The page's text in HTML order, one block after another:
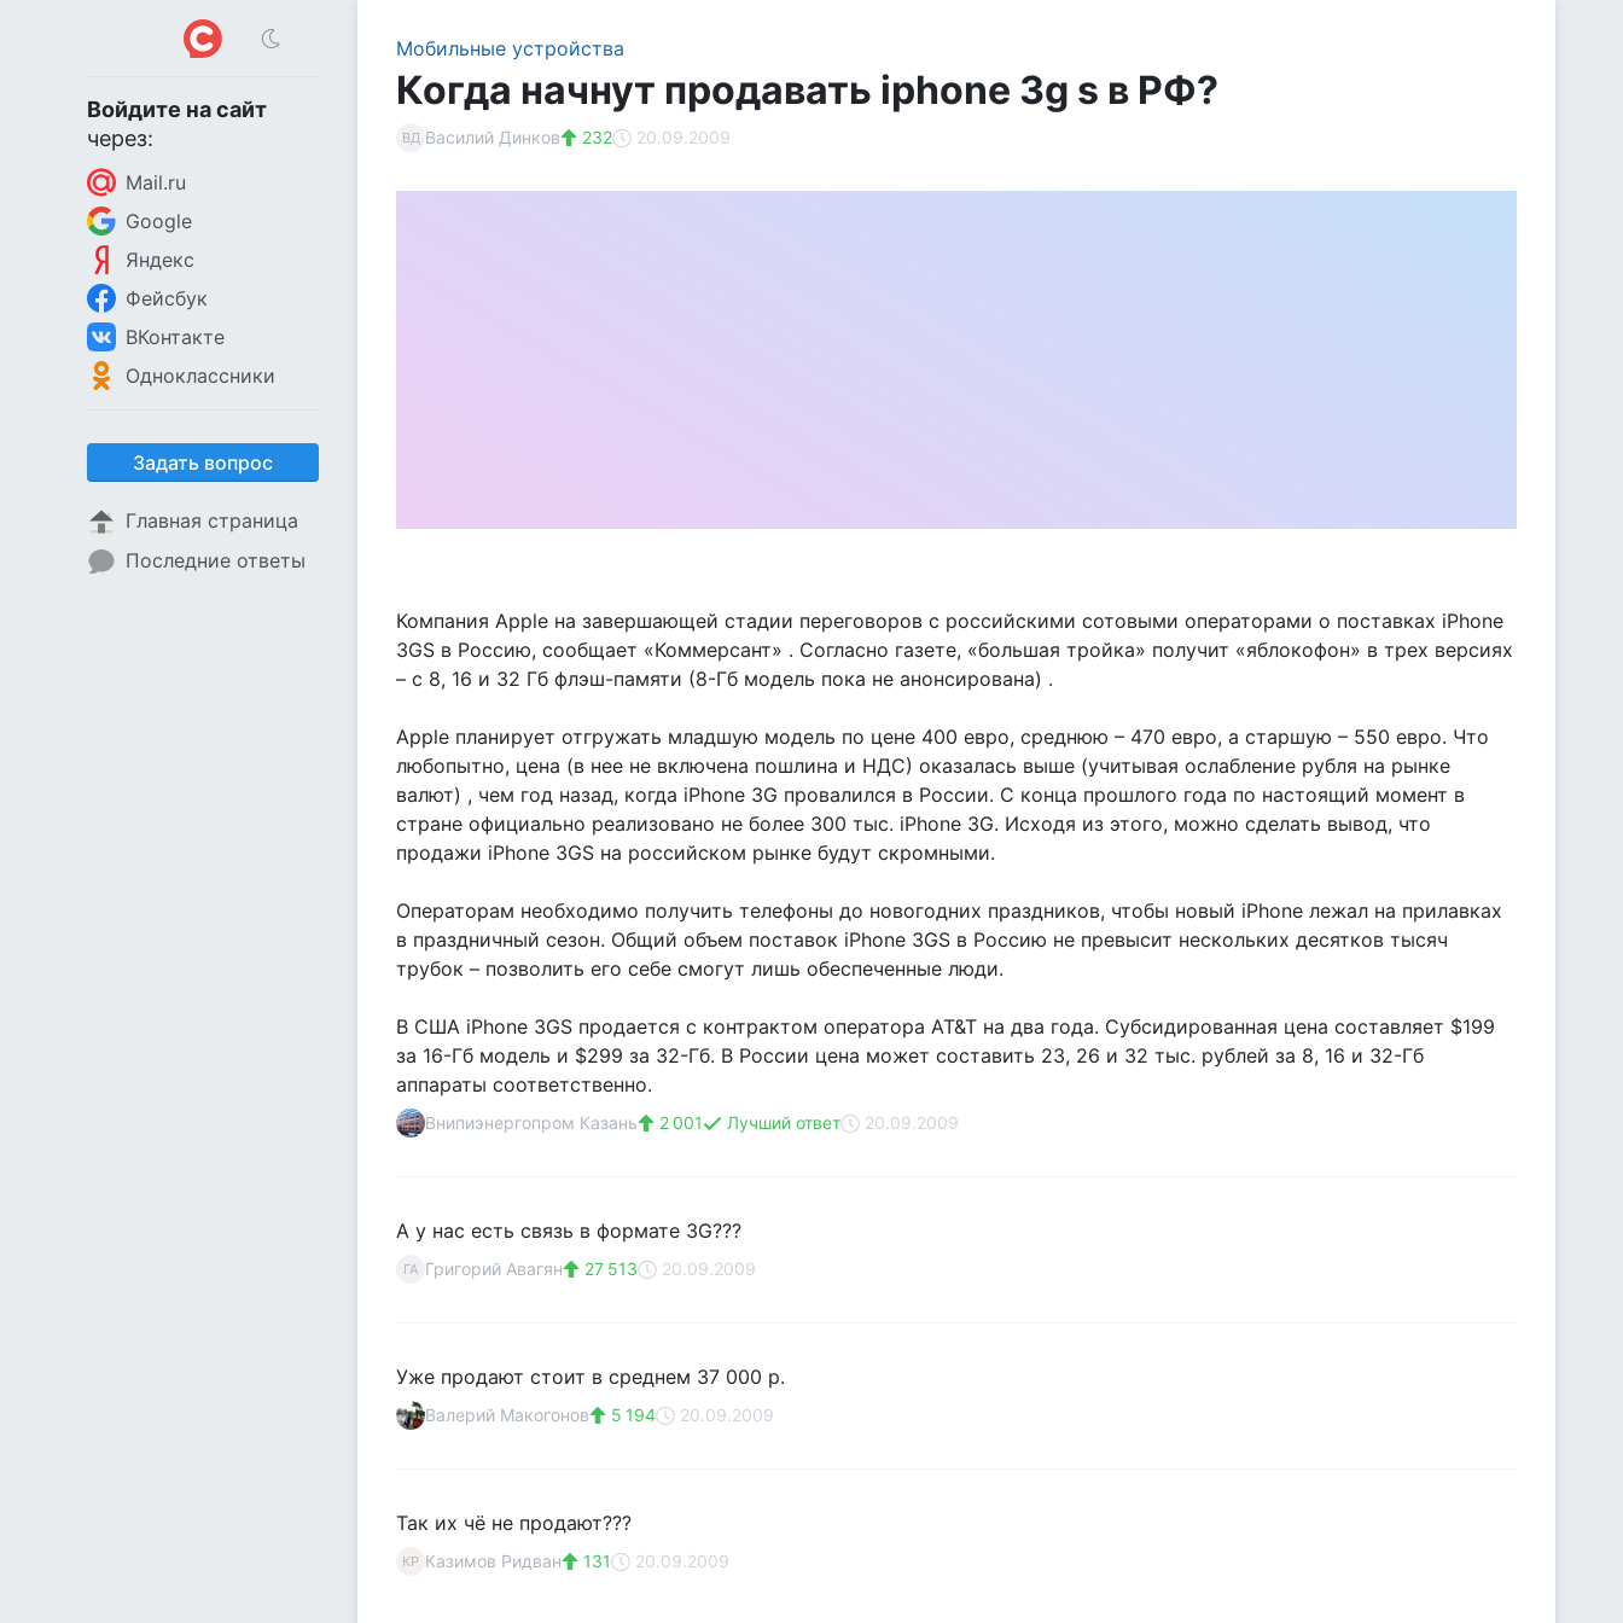
Войдите на сайт
через:
Mail.ru
Google
Яндекс
Фейсбук
ВКонтакте
Одноклассники
Задать вопрос
Главная страница
Последние ответы
Мобильные устройства
Когда начнут продавать iphone 3g s в РФ?
ВД Василий Динков 232 20.09.2009
Компания Apple на завершающей стадии переговоров с российскими сотовыми операторами о поставках iPhone
3GS в Россию, сообщает «Коммерсант» . Согласно газете, «большая тройка» получит «яблокофон» в трех версиях
– с 8, 16 и 32 Гб флэш-памяти (8-Гб модель пока не анонсирована) .
Apple планирует отгружать младшую модель по цене 400 евро, среднюю – 470 евро, а старшую – 550 евро. Что
любопытно, цена (в нее не включена пошлина и НДС) оказалась выше (учитывая ослабление рубля на рынке
валют) , чем год назад, когда iPhone 3G провалился в России. С конца прошлого года по настоящий момент в
стране официально реализовано не более 300 тыс. iPhone 3G. Исходя из этого, можно сделать вывод, что
продажи iPhone 3GS на российском рынке будут скромными.
Операторам необходимо получить телефоны до новогодних праздников, чтобы новый iPhone лежал на прилавках
в праздничный сезон. Общий объем поставок iPhone 3GS в Россию не превысит нескольких десятков тысяч
трубок – позволить его себе смогут лишь обеспеченные люди.
В США iPhone 3GS продается с контрактом оператора AT&T на два года. Субсидированная цена составляет $199
за 16-Гб модель и $299 за 32-Гб. В России цена может составить 23, 26 и 32 тыс. рублей за 8, 16 и 32-Гб
аппараты соответственно.
Внипиэнергопром Казань 2 001 Лучший ответ 20.09.2009
А у нас есть связь в формате 3G???
ГА Григорий Авагян 27 513 20.09.2009
Уже продают стоит в среднем 37 000 р.
Валерий Макогонов 5 194 20.09.2009
Так их чё не продают???
КР Казимов Ридван 131 20.09.2009